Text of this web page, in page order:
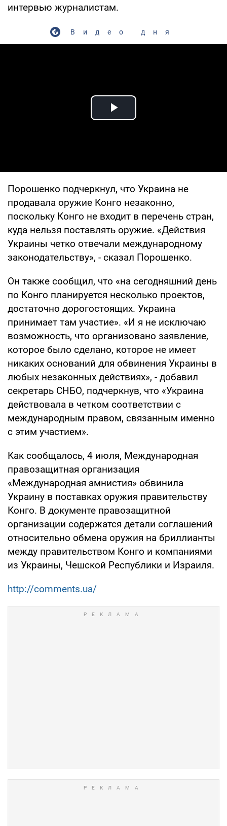
интервью журналистам.
Видео дня
Play Video
Порошенко подчеркнул, что Украина не
продавала оружие Конго незаконно,
поскольку Конго не входит в перечень стран,
куда нельзя поставлять оружие. «Действия
Украины четко отвечали международному
законодательству», - сказал Порошенко.
Он также сообщил, что «на сегодняшний день
по Конго планируется несколько проектов,
достаточно дорогостоящих. Украина
принимает там участие». «И я не исключаю
возможность, что организовано заявление,
которое было сделано, которое не имеет
никаких оснований для обвинения Украины в
любых незаконных действиях», - добавил
секретарь СНБО, подчеркнув, что «Украина
действовала в четком соответствии с
международным правом, связанным именно
с этим участием».
Как сообщалось, 4 июля, Международная
правозащитная организация
«Международная амнистия» обвинила
Украину в поставках оружия правительству
Конго. В документе правозащитной
организации содержатся детали соглашений
относительно обмена оружия на бриллианты
между правительством Конго и компаниями
из Украины, Чешской Республики и Израиля.
http://comments.ua/